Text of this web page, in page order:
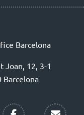
Barcelona
Joan, 12, 3-1
Barcelona